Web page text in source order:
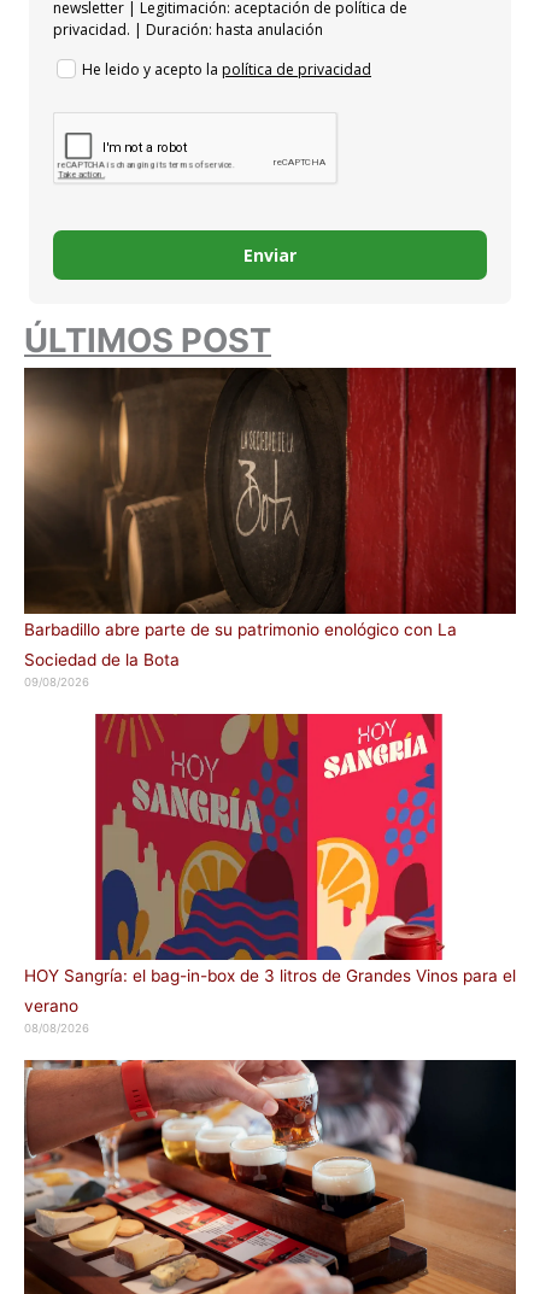
newsletter | Legitimación: aceptación de política de
privacidad. | Duración: hasta anulación
He leido y acepto la política de privacidad
Enviar
ÚLTIMOS POST
Barbadillo abre parte de su patrimonio enológico con La
Sociedad de la Bota
09/08/2026
HOY Sangría: el bag-in-box de 3 litros de Grandes Vinos para el
verano
08/08/2026